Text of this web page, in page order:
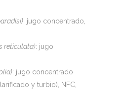
: jugo concentrado,
reticulata): jugo
: jugo concentrado
y turbio), NFC,